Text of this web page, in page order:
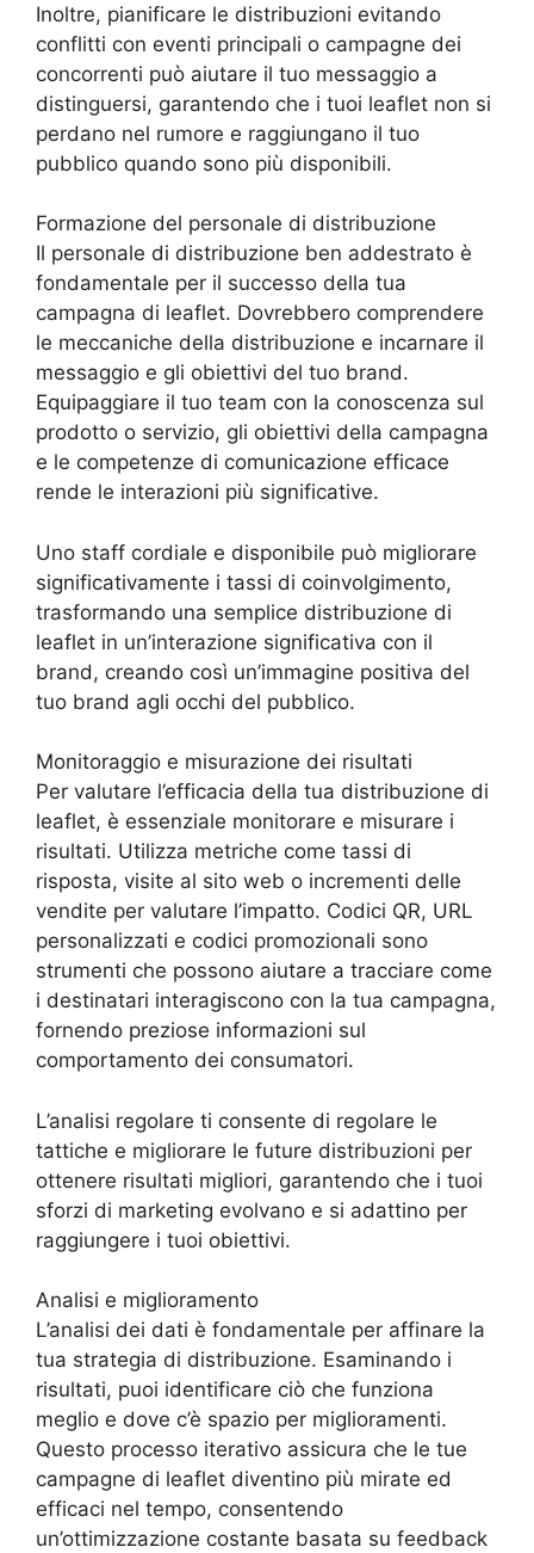
Inoltre, pianificare le distribuzioni evitando
conflitti con eventi principali o campagne dei
concorrenti può aiutare il tuo messaggio a
distinguersi, garantendo che i tuoi leaflet non si
perdano nel rumore e raggiungano il tuo
pubblico quando sono più disponibili.
Formazione del personale di distribuzione
Il personale di distribuzione ben addestrato è
fondamentale per il successo della tua
campagna di leaflet. Dovrebbero comprendere
le meccaniche della distribuzione e incarnare il
messaggio e gli obiettivi del tuo brand.
Equipaggiare il tuo team con la conoscenza sul
prodotto o servizio, gli obiettivi della campagna
e le competenze di comunicazione efficace
rende le interazioni più significative.
Uno staff cordiale e disponibile può migliorare
significativamente i tassi di coinvolgimento,
trasformando una semplice distribuzione di
leaflet in un’interazione significativa con il
brand, creando così un’immagine positiva del
tuo brand agli occhi del pubblico.
Monitoraggio e misurazione dei risultati
Per valutare l’efficacia della tua distribuzione di
leaflet, è essenziale monitorare e misurare i
risultati. Utilizza metriche come tassi di
risposta, visite al sito web o incrementi delle
vendite per valutare l’impatto. Codici QR, URL
personalizzati e codici promozionali sono
strumenti che possono aiutare a tracciare come
i destinatari interagiscono con la tua campagna,
fornendo preziose informazioni sul
comportamento dei consumatori.
L’analisi regolare ti consente di regolare le
tattiche e migliorare le future distribuzioni per
ottenere risultati migliori, garantendo che i tuoi
sforzi di marketing evolvano e si adattino per
raggiungere i tuoi obiettivi.
Analisi e miglioramento
L’analisi dei dati è fondamentale per affinare la
tua strategia di distribuzione. Esaminando i
risultati, puoi identificare ciò che funziona
meglio e dove c’è spazio per miglioramenti.
Questo processo iterativo assicura che le tue
campagne di leaflet diventino più mirate ed
efficaci nel tempo, consentendo
un’ottimizzazione costante basata su feedback